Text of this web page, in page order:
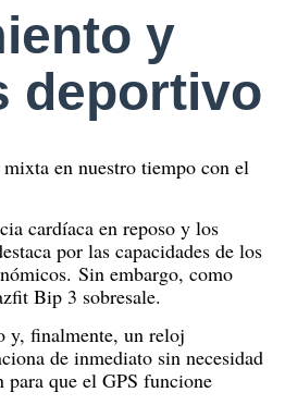
y
deportivo
en nuestro tiempo con el
cardíaca en reposo y los
por las capacidades de los
Sin embargo, como
Bip 3 sobresale.
y, finalmente, un reloj
de inmediato sin necesidad
para que el GPS funcione